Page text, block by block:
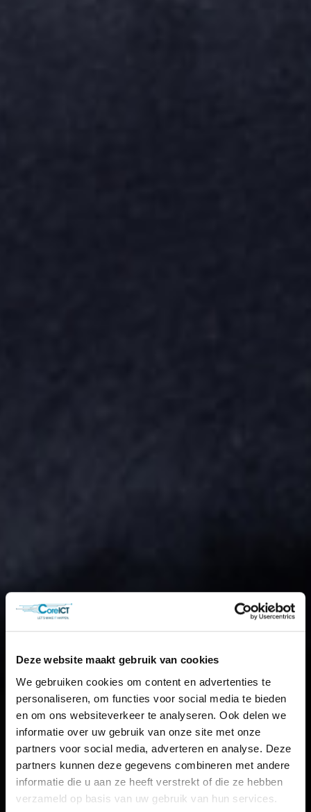
Deze website maakt gebruik van cookies
We gebruiken cookies om content en advertenties te
personaliseren, om functies voor social media te bieden
en om ons websiteverkeer te analyseren. Ook delen we
informatie over uw gebruik van onze site met onze
partners voor social media, adverteren en analyse. Deze
partners kunnen deze gegevens combineren met andere
informatie die u aan ze heeft verstrekt of die ze hebben
verzameld op basis van uw gebruik van hun services.